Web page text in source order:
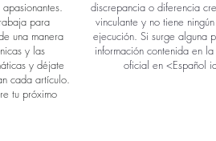
para
una manera
y las
y déjate
cada artículo.
tu próximo
discrepancia o diferencia
vinculante y no tiene
ejecución. Si surge alguna
información contenida en
oficial en <Español